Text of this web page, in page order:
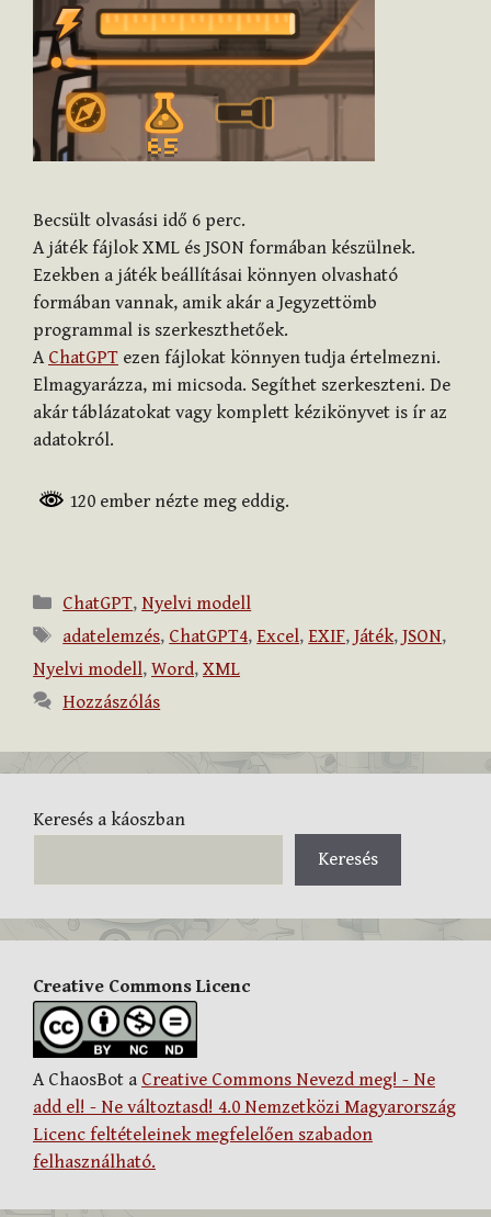
Becsült olvasási idő 6 perc.
A játék fájlok XML és JSON formában készülnek.
Ezekben a játék beállításai könnyen olvasható
formában vannak, amik akár a Jegyzettömb
programmal is szerkeszthetőek.
A ChatGPT ezen fájlokat könnyen tudja értelmezni.
Elmagyarázza, mi micsoda. Segíthet szerkeszteni. De
akár táblázatokat vagy komplett kézikönyvet is ír az
adatokról.
120 ember nézte meg eddig.
Kategória
ChatGPT, Nyelvi modell
Címkék
adatelemzés, ChatGPT4, Excel, EXIF,Játék,JSON,
Nyelvi modell, Word, XML
Hozzászólás
Keresés a káoszban
Keresés
Creative Commons Licenc
A ChaosBot a Creative Commons Nevezd meg! - Ne
add el! - Ne változtasd! 4.0 Nemzetközi Magyarország
Licenc feltételeinek megfelelően szabadon
felhasználható.